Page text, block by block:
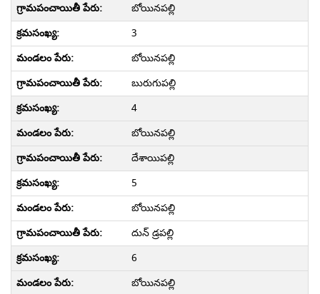
బోయినపల్లి
3
బోయినపల్లి
బురుగుపల్లి
4
బోయినపల్లి
దేశాయిపల్లి
5
బోయినపల్లి
దున్ డ్రపల్లి
6
బోయినపల్లి